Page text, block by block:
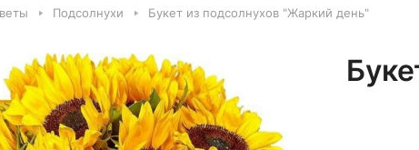
Подсолнухи Букет из подсолнухов "Жаркий день"